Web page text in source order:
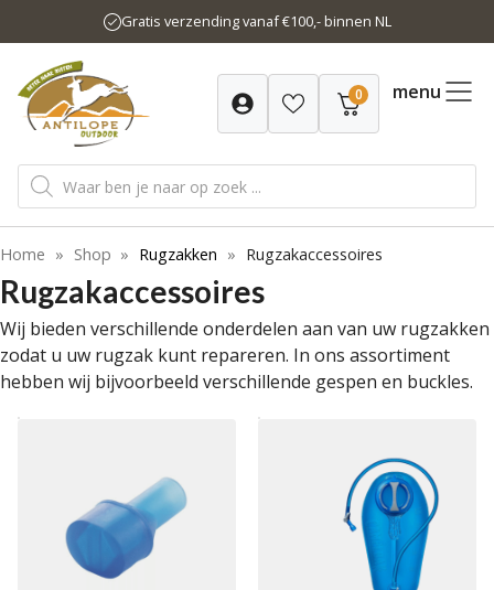
naar
inhoud
Gratis verzending vanaf €100,- binnen NL
0 menu
Producten
zoeken
Home » Shop » Rugzakken » Rugzakaccessoires
Rugzakaccessoires
Wij bieden verschillende onderdelen aan van uw rugzakken
zodat u uw rugzak kunt repareren. In ons assortiment
hebben wij bijvoorbeeld verschillende gespen en buckles.